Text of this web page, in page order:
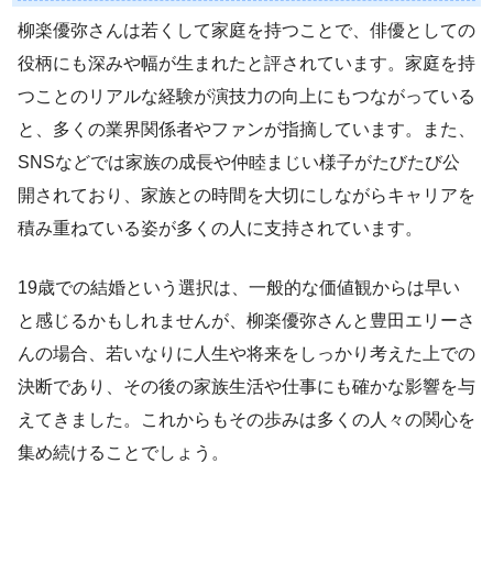
柳楽優弥さんは若くして家庭を持つことで、俳優としての
役柄にも深みや幅が生まれたと評されています。家庭を持
つことのリアルな経験が演技力の向上にもつながっている
と、多くの業界関係者やファンが指摘しています。また、
SNSなどでは家族の成長や仲睦まじい様子がたびたび公
開されており、家族との時間を大切にしながらキャリアを
積み重ねている姿が多くの人に支持されています。
19歳での結婚という選択は、一般的な価値観からは早い
と感じるかもしれませんが、柳楽優弥さんと豊田エリーさ
んの場合、若いなりに人生や将来をしっかり考えた上での
決断であり、その後の家族生活や仕事にも確かな影響を与
えてきました。これからもその歩みは多くの人々の関心を
集め続けることでしょう。